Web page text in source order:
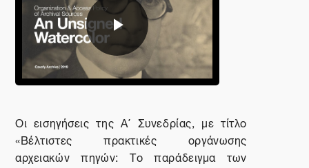
Αναπαραγωγή
βίντεο
Οι εισηγήσεις της Α΄ Συνεδρίας, με τίτλο
«Βέλτιστες πρακτικές οργάνωσης
αρχειακών πηγών: Το παράδειγμα των